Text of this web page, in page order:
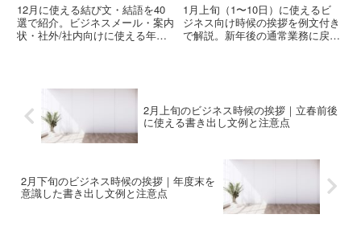
12月に使える結び文・結語を40
選で紹介。ビジネスメール・案内
状・社外/社内向けに使える年末
1月上旬（1〜10日）に使えるビ
ジネス向け時候の挨拶を例文付き
で解説。新年後の通常業務に戻っ
2月上旬のビジネス時候の挨拶｜立春前後
に使える書き出し文例と注意点
2月下旬のビジネス時候の挨拶｜年度末を
意識した書き出し文例と注意点